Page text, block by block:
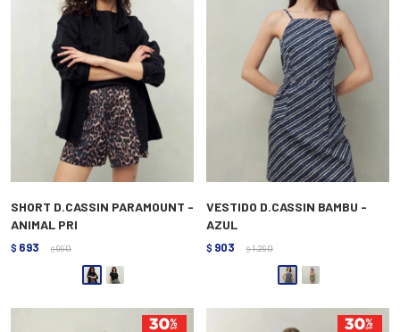
SHORT D.CASSIN PARAMOUNT -
ANIMAL PRI
$ 693 $ 990
VESTIDO D.CASSIN BAMBU -
AZUL
$ 903 $ 1.290